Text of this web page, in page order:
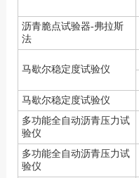
沥青脆点试验器-弗拉斯
法
马歇尔稳定度试验仪
马歇尔稳定度试验仪
多功能全自动沥青压力试
验仪
多功能全自动沥青压力试
验仪